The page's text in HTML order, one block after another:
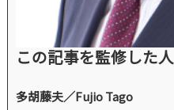
この記事を監修した人
多胡藤夫／Fujio Tago